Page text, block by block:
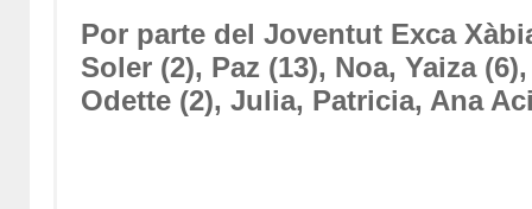
Por parte del Joventut Exca
Soler (2), Paz (13), Noa, Yaiza
Odette (2), Julia, Patricia, Ana